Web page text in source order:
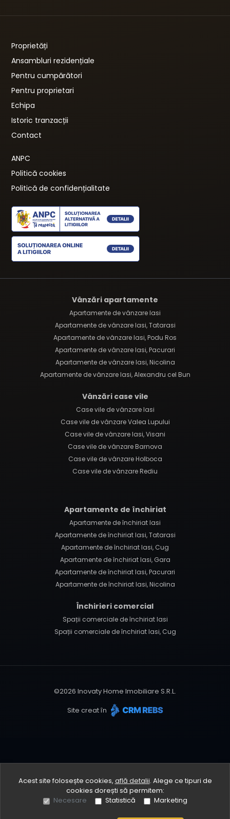
Proprietăți
Ansambluri rezidențiale
Pentru cumpărători
Pentru proprietari
Echipa
Istoric tranzacții
Contact
ANPC
Politică cookies
Politică de confidențialitate
Vânzări apartamente
Apartamente de vânzare Iasi
Apartamente de vânzare Iasi, Tatarasi
Apartamente de vânzare Iasi, Podu Ros
Apartamente de vânzare Iasi, Pacurari
Apartamente de vânzare Iasi, Nicolina
Apartamente de vânzare Iasi, Alexandru cel Bun
Vânzări case vile
Case vile de vânzare Iasi
Case vile de vânzare Valea Lupului
Case vile de vânzare Iasi, Visani
Case vile de vânzare Barnova
Case vile de vânzare Holboca
Case vile de vânzare Rediu
Apartamente de închiriat
Apartamente de închiriat Iasi
Apartamente de închiriat Iasi, Tatarasi
Apartamente de închiriat Iasi, Cug
Apartamente de închiriat Iasi, Gara
Apartamente de închiriat Iasi, Pacurari
Apartamente de închiriat Iasi, Nicolina
Închirieri comercial
Spații comerciale de închiriat Iasi
Spații comerciale de închiriat Iasi, Cug
©2026 Inovaty Home Imobiliare S.R.L.
Site creat în
Acest site folosește cookies, află detalii. Alege ce tipuri de
cookies dorești să permitem:
Necesare
Statistică Marketing